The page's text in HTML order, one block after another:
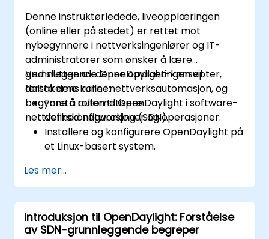
virkelige verden.
Denne instruktørledede, liveopplæringen
(online eller på stedet) er rettet mot
nybegynnere i nettverksingeniører og IT-
administratorer som ønsker å lære
grunnleggende OpenDaylight-konsepter,
forstå dens rolle i nettverksautomasjon, og
begynne å automatisere
nettverkskonfigurasjoner og operasjoner.
Ved slutten av denne opplæringen vil
deltakerne kunne:
Forstå rollen til OpenDaylight i software-
defined networking (SDN).
Installere og konfigurere OpenDaylight på
et Linux-basert system.
kjernefunksjonene.
Opprette grunnleggende automatiserte
nettverkskonfigurasjoner ved hjelp av
OpenDaylight.
Overvåke og administrere nettverk ved
Les mer...
Introduksjon til OpenDaylight: Forståelse
av SDN-grunnleggende begreper